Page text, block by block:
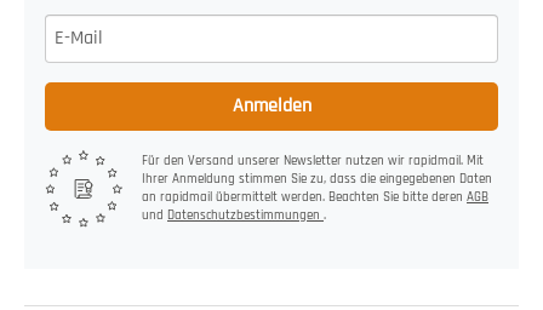
Anmelden
Für den Versand unserer Newsletter nutzen wir rapidmail. Mit
Ihrer Anmeldung stimmen Sie zu, dass die eingegebenen Daten
an rapidmail übermittelt werden. Beachten Sie bitte deren AGB
und Datenschutzbestimmungen .